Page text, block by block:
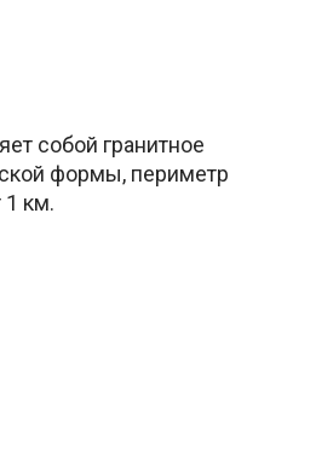
собой гранитное
формы, периметр
1 км.